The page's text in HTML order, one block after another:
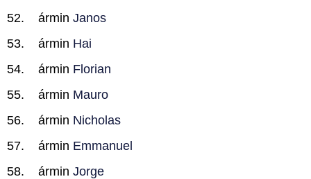
ármin Janos
ármin Hai
ármin Florian
ármin Mauro
ármin Nicholas
ármin Emmanuel
ármin Jorge